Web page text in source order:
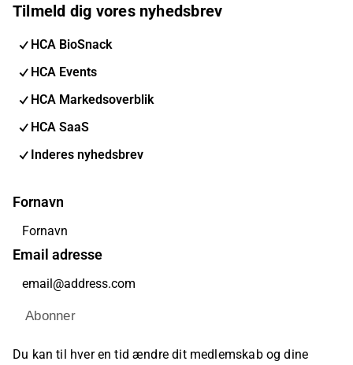
Tilmeld dig vores nyhedsbrev
HCA BioSnack
HCA Events
HCA Markedsoverblik
HCA SaaS
Inderes nyhedsbrev
Fornavn
Email adresse
Abonner
Du kan til hver en tid ændre dit medlemskab og dine